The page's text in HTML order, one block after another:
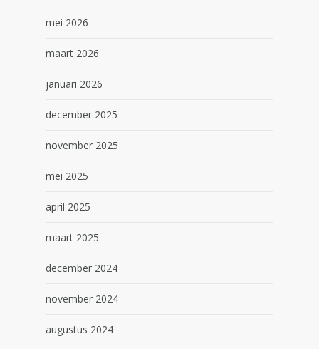
mei 2026
maart 2026
januari 2026
december 2025
november 2025
mei 2025
april 2025
maart 2025
december 2024
november 2024
augustus 2024